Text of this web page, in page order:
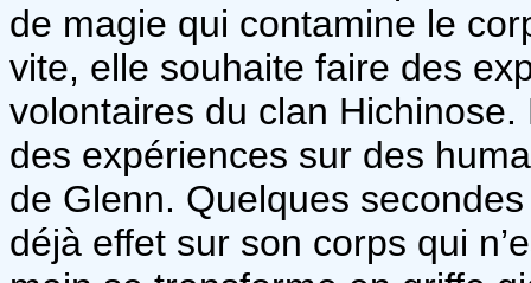
de magie qui contamine le
vite, elle souhaite faire des
volontaires du clan
des expériences sur des
de Glenn. Quelques
déjà effet sur son corps qui